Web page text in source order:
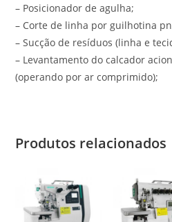
– Posicionador de agulha;
– Corte de linha por guilhotina
– Sucção de resíduos (linha e
– Levantamento do calcador
(operando por ar comprimido);
Produtos relacionados